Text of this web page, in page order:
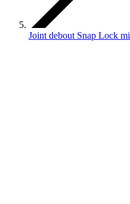
Joint debout Snap Lock